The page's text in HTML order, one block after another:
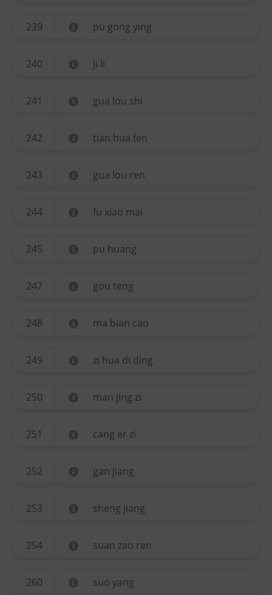
239 pu gong ying
240 ji li
241 gua lou shi
242 tian hua fen
243 gua lou ren
244 fu xiao mai
245 pu huang
247 gou teng
248 ma bian cao
249 zi hua di ding
250 man jing zi
251 cang er zi
252 gan jiang
253 sheng jiang
254 suan zao ren
260 suo yang